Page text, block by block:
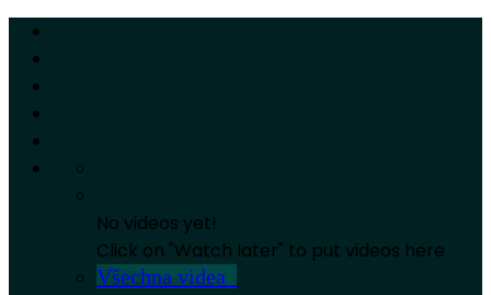
No videos yet!
Click on "Watch later" to put videos here
Všechna videa